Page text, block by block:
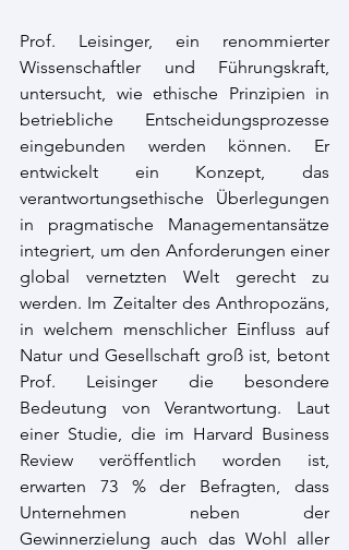
Prof. Leisinger, ein renommierter
Wissenschaftler und Führungskraft,
untersucht, wie ethische Prinzipien in
betriebliche Entscheidungsprozesse
eingebunden werden können. Er
entwickelt ein Konzept, das
verantwortungsethische Überlegungen
in pragmatische Managementansätze
integriert, um den Anforderungen einer
global vernetzten Welt gerecht zu
werden. Im Zeitalter des Anthropozäns,
in welchem menschlicher Einfluss auf
Natur und Gesellschaft groß ist, betont
Prof. Leisinger die besondere
Bedeutung von Verantwortung. Laut
einer Studie, die im Harvard Business
Review veröffentlich worden ist,
erwarten 73 % der Befragten, dass
Unternehmen neben der
Gewinnerzielung auch das Wohl aller